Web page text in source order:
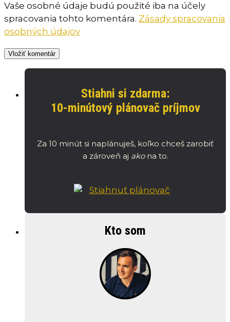
Vaše osobné údaje budú použité iba na účely
spracovania tohto komentára. Zásady spracovania
osobných údajov
Stiahni si zdarma:
10-minútový plánovač príjmov
Za 10 minút si naplánuješ, koľko chceš zarobiť
a zároveň aj ako na to.
Kto som